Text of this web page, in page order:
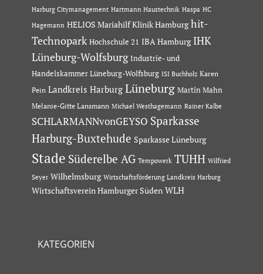
Harburg Citymanagement Hartmann Haustechnik Haspa HC
Hagemann HELIOS Mariahilf Klinik Hamburg hit-
Technopark Hochschule 21 IBA Hamburg IHK
Lüneburg-Wolfsburg Industrie- und
Handelskammer Lüneburg-Wolfsburg ISI Buchholz Karen
Pein Landkreis Harburg Lüneburg Martin Mahn
Melanie-Gitte Lansmann Michael Westhagemann Rainer Kalbe
SCHLARMANNvonGEYSO Sparkasse
Harburg-Buxtehude Sparkasse Lüneburg
Stade Süderelbe AG Tempowerk TUHH Wilfried
Seyer Wilhelmsburg Wirtschaftsförderung Landkreis Harburg
Wirtschaftsverein Hamburger Süden WLH
KATEGORIEN